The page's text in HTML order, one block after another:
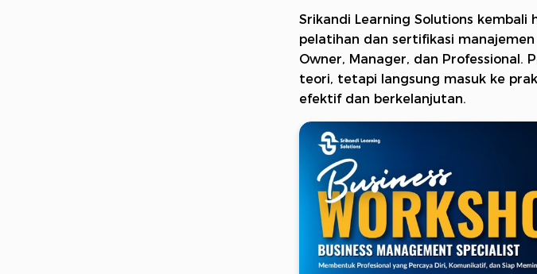
Srikandi Learning Solutions
pelatihan dan sertifikasi
Owner, Manager, dan Professional.
teori, tetapi langsung masuk ke
efektif dan berkelanjutan.